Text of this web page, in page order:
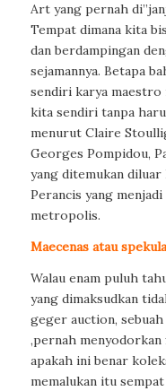
Art yang pernah
Tempat dimana kita
dan berdampingan
sejamannya. Betapa
sendiri karya
kita sendiri tanpa
menurut Claire
Georges Pompidou,
yang ditemukan
Perancis yang
metropolis.
Maecenas atau
Walau enam puluh
yang dimaksudkan
geger auction,
,pernah
apakah ini benar
memalukan itu